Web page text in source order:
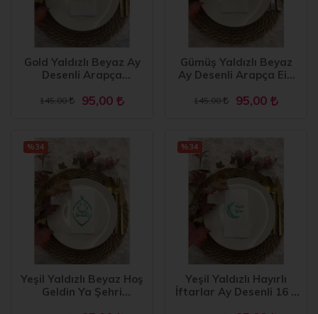
Gold Yaldızlı Beyaz Ay
Desenli Arapça
Katlama Peçete 16 lı
145,00 95,00
Gümüş Yaldızlı Beyaz
Ay Desenli Arapça Eid
Katlama Peçete 16 lı
145,00 95,00
Yeşil Yaldızlı Beyaz Hoş
Geldin Ya Şehri
%34
Yeşil Yaldızlı Hayırlı
İftarlar Ay Desenli 16 lı
%34